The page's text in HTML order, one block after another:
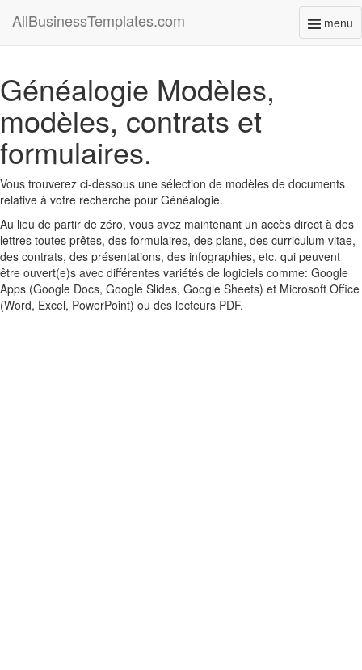
menu
AllBusinessTemplates.com
Généalogie Modèles,
modèles, contrats et
formulaires.
Vous trouverez ci-dessous une sélection de modèles de documents
relative à votre recherche pour Généalogie.
Au lieu de partir de zéro, vous avez maintenant un accès direct à des
lettres toutes prêtes, des formulaires, des plans, des curriculum vitae,
des contrats, des présentations, des infographies, etc. qui peuvent
être ouvert(e)s avec différentes variétés de logiciels comme: Google
Apps (Google Docs, Google Slides, Google Sheets) et Microsoft Office
(Word, Excel, PowerPoint) ou des lecteurs PDF.